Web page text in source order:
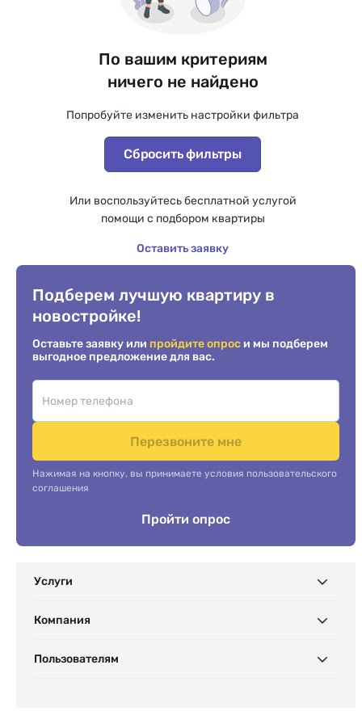
По вашим критериям
ничего не найдено
Попробуйте изменить настройки фильтра
Сбросить фильтры
Или воспользуйтесь бесплатной услугой
помощи с подбором квартиры
Оставить заявку
Подберем лучшую квартиру в
новостройке!
Оставьте заявку или пройдите опрос и мы подберем
выгодное предложение для вас.
Перезвоните мне
Нажимая на кнопку, вы принимаете условия пользовательского
соглашения
Пройти опрос
Услуги
Компания
Пользователям